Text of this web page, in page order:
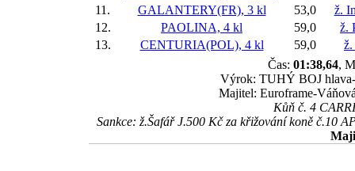
11.
GALANTERY(FR), 3 kl 53,0
ž.
12.
PAOLINA, 4 kl 59,0
ž.
13.
CENTURIA(POL), 4 kl 59,0
ž.
Čas: 01:38,64,
Výrok: TUHÝ BOJ
Majitel: Euroframe-
Kůň č. 4
Sankce: ž.Šafář J.500 Kč za křižování koně č.10